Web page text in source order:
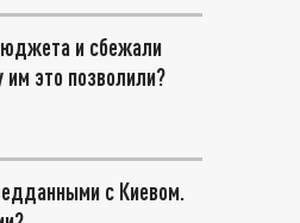
и сбежали
это позволили?
с Киевом.